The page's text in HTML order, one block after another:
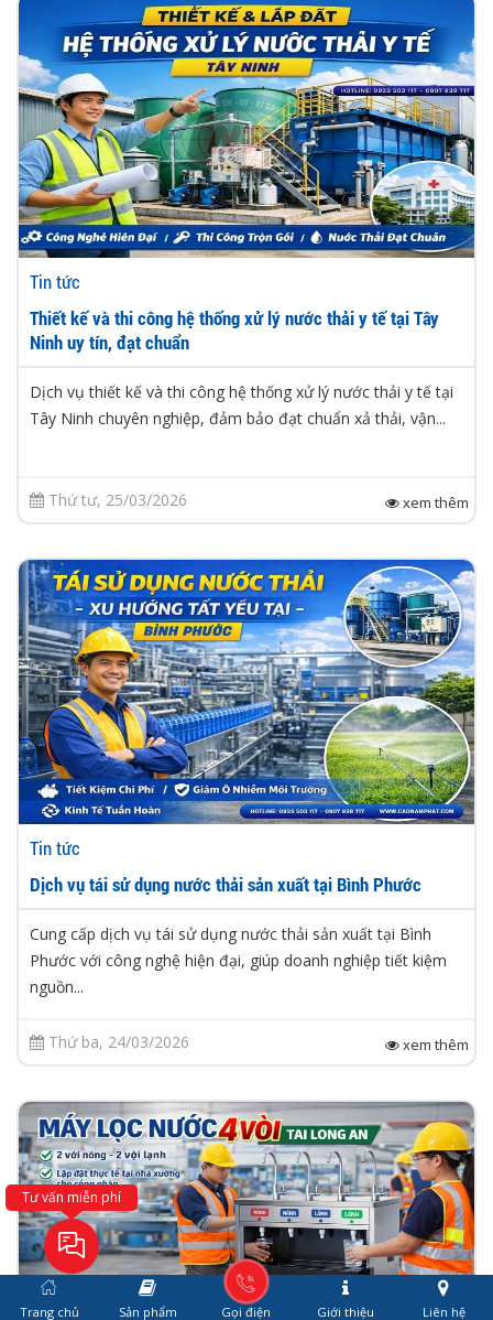
Tin tức
Thiết kế và thi công hệ thống xử lý nước thải y tế tại Tây
Ninh uy tín, đạt chuẩn
Dịch vụ thiết kế và thi công hệ thống xử lý nước thải y tế tại
Tây Ninh chuyên nghiệp, đảm bảo đạt chuẩn xả thải, vận...
Thứ tư, 25/03/2026 xem thêm
Tin tức
Dịch vụ tái sử dụng nước thải sản xuất tại Bình Phước
Cung cấp dịch vụ tái sử dụng nước thải sản xuất tại Bình
Phước với công nghệ hiện đại, giúp doanh nghiệp tiết kiệm
nguồn...
Thứ ba, 24/03/2026 xem thêm
Tư vấn miễn phí
Trang chủ Sản phẩm Gọi điện Giới thiệu Liên hệ